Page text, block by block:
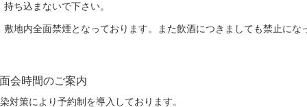
持ち込まないで下さい。
敷地内全面禁煙となっております。また飲酒につきましても禁止にな
面会時間のご案内
対策により予約制を導入しております。